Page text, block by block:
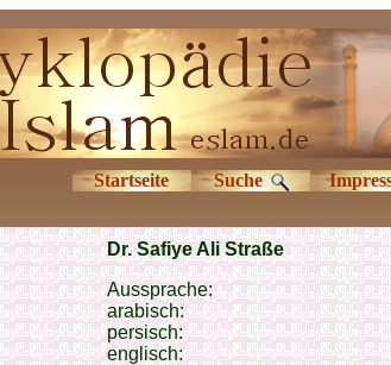
Startseite Suche
Dr. Safiye Ali Straße
Aussprache:
arabisch:
persisch:
englisch: